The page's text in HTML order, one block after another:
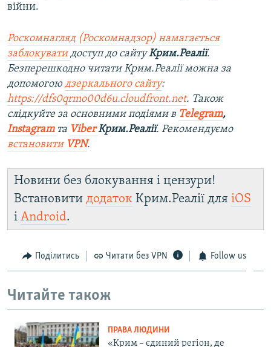
війни.
Роскомнагляд (Роскомнадзор) намагається
заблокувати доступ до сайтуКрим.Реалії.
Безперешкодно читати Крим.Реалії можна за
допомогою дзеркального сайту:
https://dfs0qrmo00d6u.cloudfront.net. Також
слідкуйте за основними подіями в Telegram,
Instagram та Viber Крим.Реалії. Рекомендуємо
встановити VPN.
Новини без блокування і цензури!
Встановити додаток Крим.Реалії для iOS
і Android.
Поділитись Читати без VPN Follow us
Читайте також
ПРАВА ЛЮДИНИ
«Крим – єдиний регіон, де